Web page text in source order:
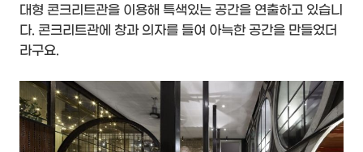
대형 콘크리트관을 이용해 특색있는 공간을 연출하고 있습니
다. 콘크리트관에 창과 의자를 들여 아늑한 공간을 만들었더
라구요.